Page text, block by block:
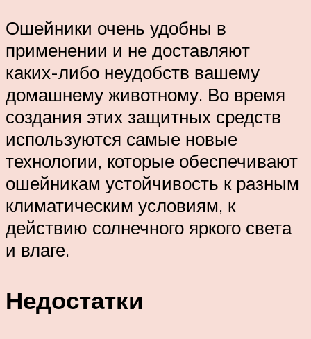
Ошейники очень удобны в
применении и не доставляют
каких-либо неудобств вашему
домашнему животному. Во время
создания этих защитных средств
используются самые новые
технологии, которые обеспечивают
ошейникам устойчивость к разным
климатическим условиям, к
действию солнечного яркого света
и влаге.
Недостатки